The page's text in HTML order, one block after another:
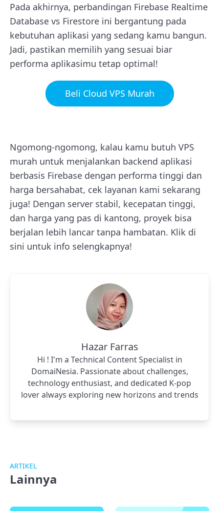
Pada akhirnya, perbandingan Firebase Realtime
Database vs Firestore ini bergantung pada
kebutuhan aplikasi yang sedang kamu bangun.
Jadi, pastikan memilih yang sesuai biar
performa aplikasimu tetap optimal!
Beli Cloud VPS Murah
Ngomong-ngomong, kalau kamu butuh VPS
murah untuk menjalankan backend aplikasi
berbasis Firebase dengan performa tinggi dan
harga bersahabat, cek layanan kami sekarang
juga! Dengan server stabil, kecepatan tinggi,
dan harga yang pas di kantong, proyek bisa
berjalan lebih lancar tanpa hambatan. Klik di
sini untuk info selengkapnya!
Hazar Farras
Hi ! I'm a Technical Content Specialist in
DomaiNesia. Passionate about challenges,
technology enthusiast, and dedicated K-pop
lover always exploring new horizons and trends
ARTIKEL
Lainnya